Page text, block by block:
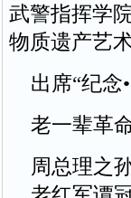
武警指挥学
物质遗产艺
出席“纪念•
老一辈革命
周总理之